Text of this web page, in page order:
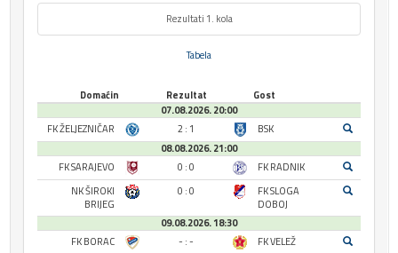
Rezultati 1. kola
Tabela
Domaćin Rezultat
Gost
07.08.2026. 20:00
FK ŽELJEZNIČAR
2 : 1
BSK
08.08.2026. 21:00
FK SARAJEVO
0 : 0
FK RADNIK
NK ŠIROKI
BRIJEG
0 : 0
FK SLOGA
DOBOJ
09.08.2026. 18:30
FK BORAC
- : -
FK VELEŽ